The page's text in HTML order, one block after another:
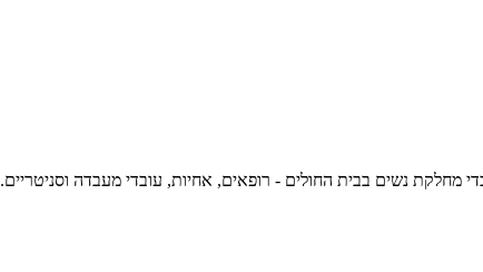
מחלקת נשים בבית החולים - רופאים, אחיות, עובדי מעבדה וסניטריים.